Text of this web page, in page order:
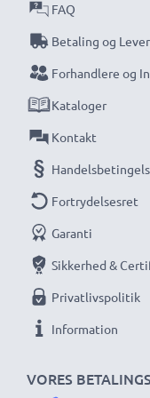
VORES
FAQ
Betaling og
Forhandlere og
Kataloger
Kontakt
Fortrydelsesret
Garanti
Sikkerhed &
Privatlivspolitik
Information